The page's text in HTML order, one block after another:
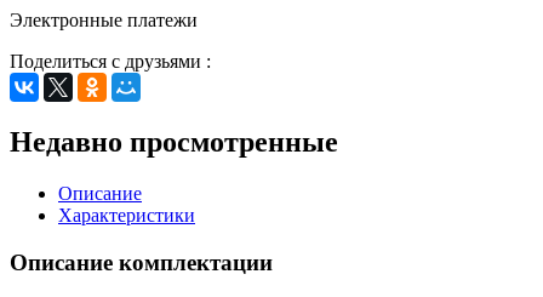
Электронные платежи
Поделиться с друзьями :
Недавно просмотренные
Описание
Характеристики
Описание комплектации